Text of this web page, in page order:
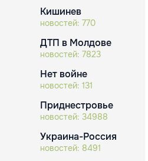
Кишинев
новостей: 770
ДТП в Молдове
новостей: 7823
Нет войне
новостей: 131
Приднестровье
новостей: 34988
Украина-Россия
новостей: 8491